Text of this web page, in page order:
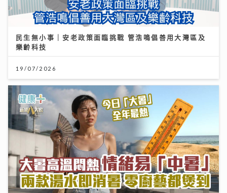
民生無小事｜安老政策面臨挑戰 管浩鳴倡善用大灣區及
樂齡科技
19/07/2026